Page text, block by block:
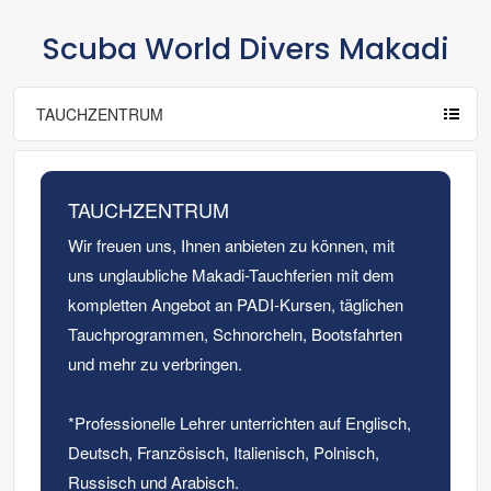
Sport und Unterhaltung
Aktivitäten & Sport
All Inclusive: Schnuppertauchen im Pool,
Aerobic, BODY BALANCE, Tischtennis,
Außerdem Kreativkurse wie Leinwandmalerei
Sport & Entertainment Team steht Ihnen
kompetent und freundlich bei den
verschiedenen Sport- und Kreativkursen zur
Seite.
Gegen Gebühr: Tennis (Flutlicht).
Vor Ort buchbare Fremdleistungen: Tauch- und
Wassersportstation, Schnorchelausrüstung,
Makadi Golfplatz, Reiten.
Scuba World Divers Makadi
TAUCHZENTRUM
TAUCHZENTRUM
Wir freuen uns, Ihnen anbieten zu können, mit
uns unglaubliche Makadi-Tauchferien mit dem
kompletten Angebot an PADI-Kursen, täglichen
Tauchprogrammen, Schnorcheln, Bootsfahrten
und mehr zu verbringen.
*Professionelle Lehrer unterrichten auf Englisch,
Deutsch, Französisch, Italienisch, Polnisch,
Russisch und Arabisch.